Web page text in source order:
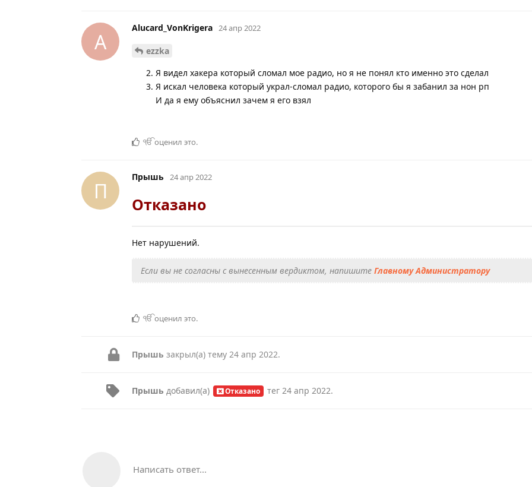
A
Alucard_VonKrigera 24 апр 2022
ezzka
Я видел хакера который сломал мое радио, но я не понял кто именно это сделал
Я искал человека который украл-сломал радио, которого бы я забанил за нон рп
И да я ему объяснил зачем я его взял
ੴоценил это.
П
Прышь 24 апр 2022
Отказано
Нет нарушений.
Если вы не согласны с вынесенным вердиктом, напишите Главному Администратору
ੴоценил это.
Прышь закрыл(а) тему 24 апр 2022.
Прышь добавил(а) Отказано тег 24 апр 2022.
Написать ответ...